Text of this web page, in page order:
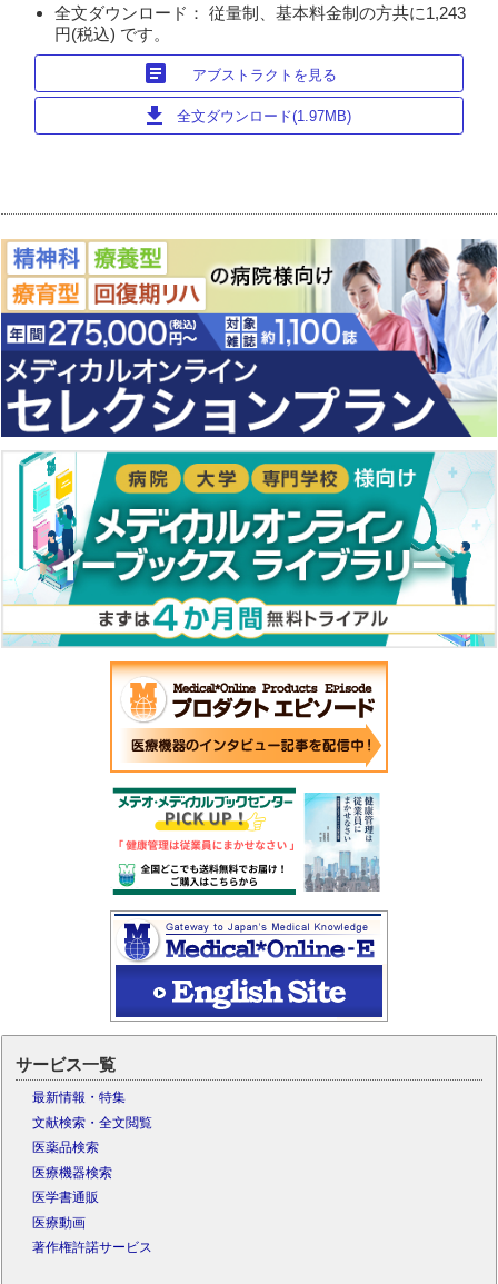
全文ダウンロード： 従量制、基本料金制の方共に1,243
円(税込) です。
article アブストラクトを見る
download 全文ダウンロード(1.97MB)
サービス一覧
最新情報・特集
文献検索・全文閲覧
医薬品検索
医療機器検索
医学書通販
医療動画
著作権許諾サービス